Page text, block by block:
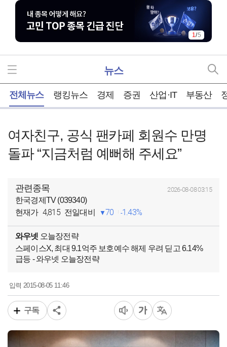
1/5
뉴스
전체뉴스 랭킹뉴스 경제 증권 산업·IT 부동산
여자친구, 공식 팬카페 회원수 만명
돌파 “지금처럼 예뻐해 주세요”
관련종목 2026-08-08 03:15
한국경제TV (039340)
현재가 4,815 전일대비 70 1.43%
와우넷 오늘장전략
스페이스X, 최대 9.1억주 보호예수 해제 우려 딛고 6.14%
급등 - 와우넷 오늘장전략
입력2015-08-05 11:46
구독